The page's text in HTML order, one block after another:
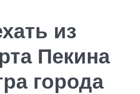
из
Пекина
города